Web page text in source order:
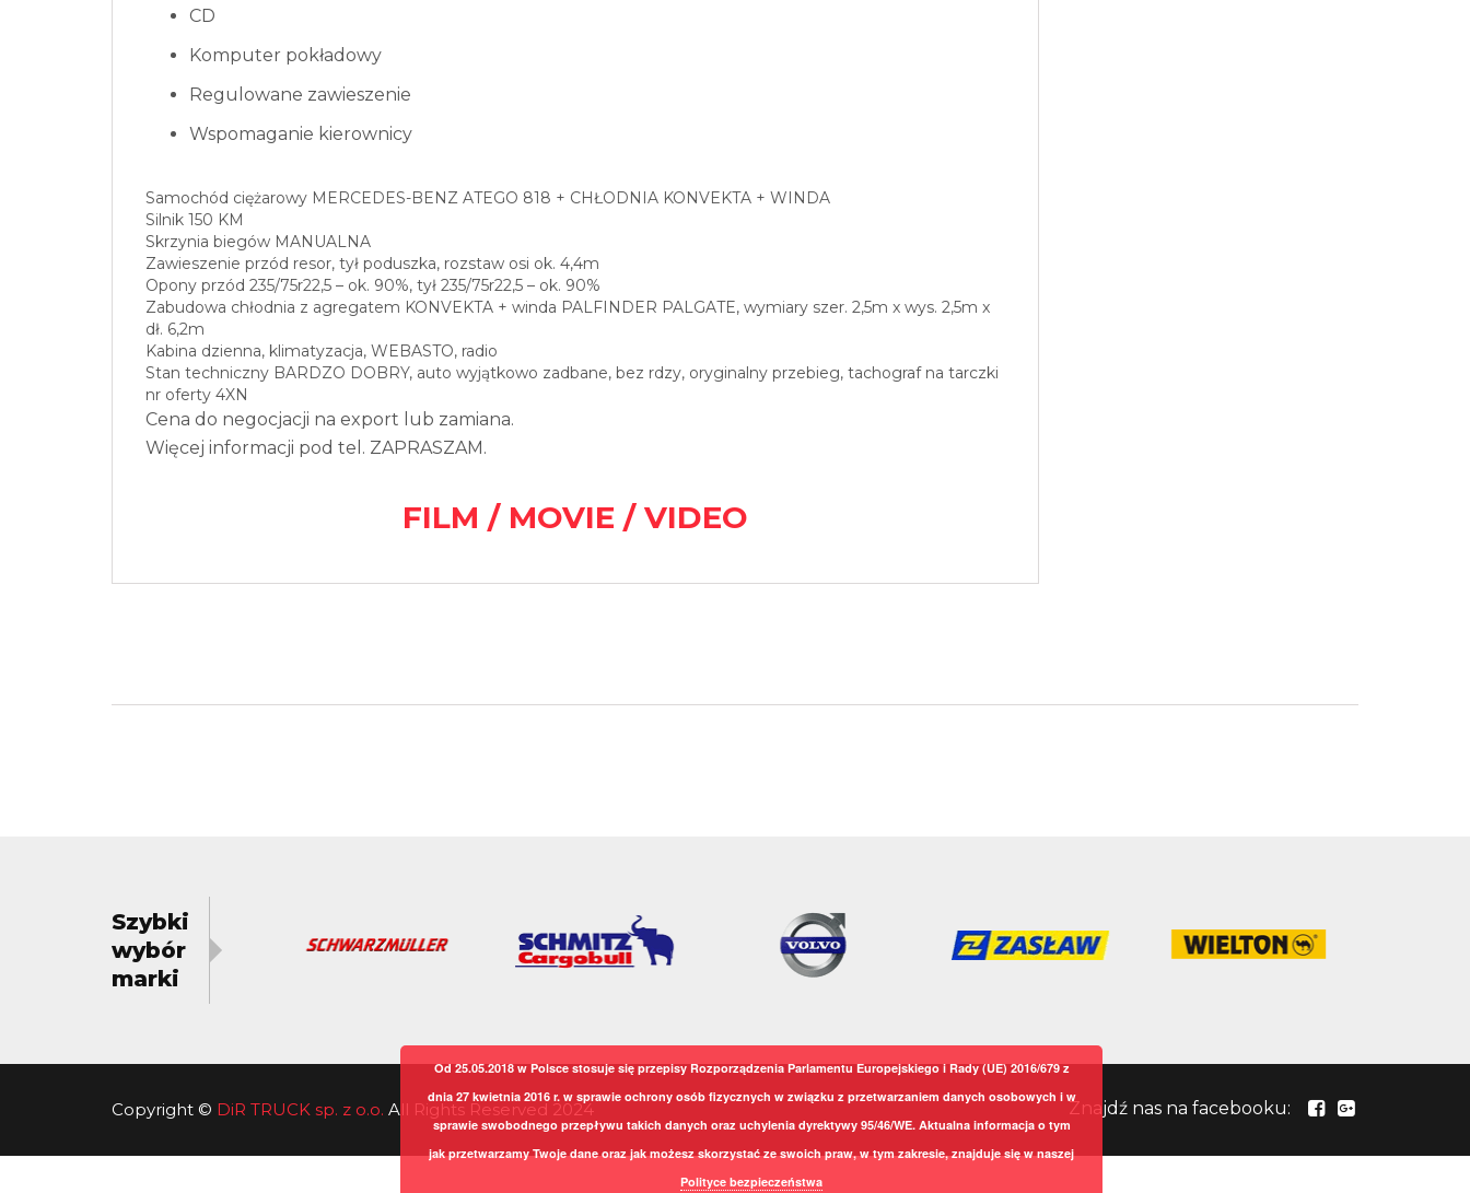
CD
Komputer pokładowy
Regulowane zawieszenie
Wspomaganie kierownicy
Samochód ciężarowy MERCEDES-BENZ ATEGO 818 + CHŁODNIA KONVEKTA + WINDA
Silnik 150 KM
Skrzynia biegów MANUALNA
Zawieszenie przód resor, tył poduszka, rozstaw osi ok. 4,4m
Opony przód 235/75r22,5 – ok. 90%, tył 235/75r22,5 – ok. 90%
Zabudowa chłodnia z agregatem KONVEKTA + winda PALFINDER PALGATE, wymiary szer. 2,5m x wys. 2,5m x
dł. 6,2m
Kabina dzienna, klimatyzacja, WEBASTO, radio
Stan techniczny BARDZO DOBRY, auto wyjątkowo zadbane, bez rdzy, oryginalny przebieg, tachograf na tarczki
nr oferty 4XN
Cena do negocjacji na export lub zamiana.
Więcej informacji pod tel. ZAPRASZAM.
FILM / MOVIE / VIDEO
Szybki
wybór
marki
Znajdź nas na facebooku:
Copyright © DiR TRUCK sp. z o.o. All Rights Reserved 2024
Od 25.05.2018 w Polsce stosuje się przepisy Rozporządzenia Parlamentu Europejskiego i Rady (UE) 2016/679 z
dnia 27 kwietnia 2016 r. w sprawie ochrony osób fizycznych w związku z przetwarzaniem danych osobowych i w
sprawie swobodnego przepływu takich danych oraz uchylenia dyrektywy 95/46/WE. Aktualna informacja o tym
jak przetwarzamy Twoje dane oraz jak możesz skorzystać ze swoich praw, w tym zakresie, znajduje się w naszej
Polityce bezpieczeństwa